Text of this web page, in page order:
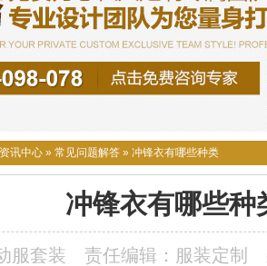
讯中心 » 常见问题解答 » 冲锋衣有哪些种类
冲锋衣有哪些种
服套装 责任编辑：服装定制